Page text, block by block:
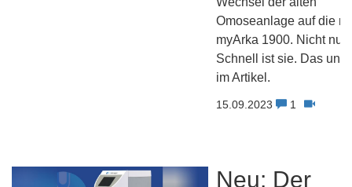
Omoseanlage auf die
myArka 1900. Nicht nur
Schnell ist sie. Das und
im Artikel.
15.09.2023 1
Neu: Der